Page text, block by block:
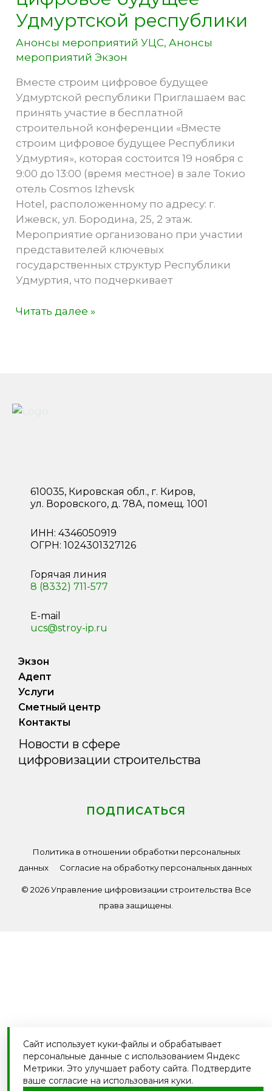
Удмуртской республики
Анонсы мероприятий УЦС,Анонсы
мероприятий Экзон
Вместе строим цифровое будущее
Удмуртской республики Приглашаем вас
принять участие в бесплатной
строительной конференции «Вместе
строим цифровое будущее Республики
Удмуртия», которая состоится 19 ноября с
9:00 до 13:00 (время местное) в зале Токио
отель Cosmos Izhevsk
Hotel, расположенному по адресу: г.
Ижевск, ул. Бородина, 25, 2 этаж.
Мероприятие организовано при участии
представителей ключевых
государственных структур Республики
Удмуртия, что подчеркивает
Вместе
Читать далее »
610035, Кировская обл., г. Киров,
ул. Воровского, д. 78А, помещ. 1001
ИНН: 4346050919
ОГРН: 1024301327126
Горячая линия
8 (8332) 711-577
E-mail
ucs@stroy-ip.ru
Экзон
Адепт
Услуги
Сметный центр
Контакты
Новости в сфере
цифровизации строительства
ПОДПИСАТЬСЯ
Политика в отношении обработки персональных
данных
Согласие на обработку персональных данных
© 2026 Управление цифровизации строительства Все
права защищены.
Сайт использует куки-файлы и обрабатывает
персональные данные с использованием Яндекс
Метрики. Это улучшает работу сайта. Подтвердите
ваше согласие на использования куки.